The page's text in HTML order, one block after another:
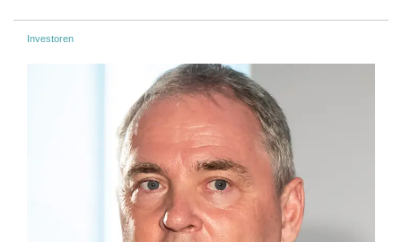
Investoren